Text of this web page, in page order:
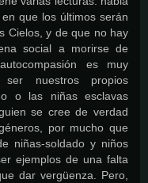
que los últimos serán
Cielos, y de que no hay
social a morirse de
es muy
nuestros propios
o las niñas esclavas
se cree de verdad
por mucho que
niñas-soldado y niños
ejemplos de una falta
dar vergüenza. Pero,